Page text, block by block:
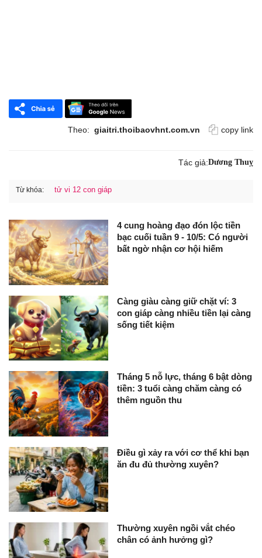
Theo: giaitri.thoibaovhnt.com.vn copy link
Tác giả:Dương Thuỵ
Từ khóa: tử vi 12 con giáp
4 cung hoàng đạo đón lộc tiền
bạc cuối tuần 9 - 10/5: Có người
bất ngờ nhận cơ hội hiếm
Càng giàu càng giữ chặt ví: 3
con giáp càng nhiều tiền lại càng
sống tiết kiệm
Tháng 5 nỗ lực, tháng 6 bật dòng
tiền: 3 tuổi càng chăm càng có
thêm nguồn thu
Điều gì xảy ra với cơ thể khi bạn
ăn đu đủ thường xuyên?
Thường xuyên ngồi vắt chéo
chân có ảnh hưởng gì?